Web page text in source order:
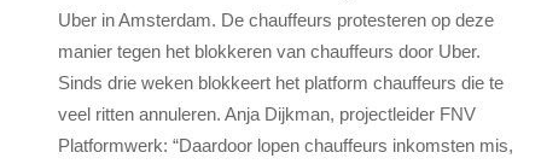
Uber in Amsterdam. De chauffeurs protesteren op deze
manier tegen het blokkeren van chauffeurs door Uber.
Sinds drie weken blokkeert het platform chauffeurs die te
veel ritten annuleren. Anja Dijkman, projectleider FNV
Platformwerk: “Daardoor lopen chauffeurs inkomsten mis,